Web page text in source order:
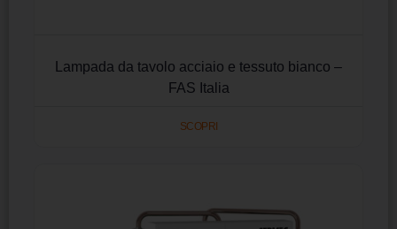
Lampada da tavolo acciaio e tessuto bianco –
FAS Italia
SCOPRI